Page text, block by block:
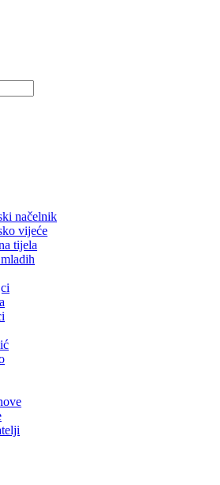
načelnik
vijeće
tijela